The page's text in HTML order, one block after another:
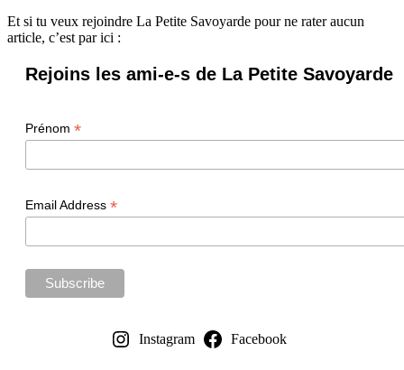
Et si tu veux rejoindre La Petite Savoyarde pour ne rater aucun
article, c’est par ici :
Rejoins les ami-e-s de La Petite Savoyarde
Prénom *
Email Address *
Instagram Facebook